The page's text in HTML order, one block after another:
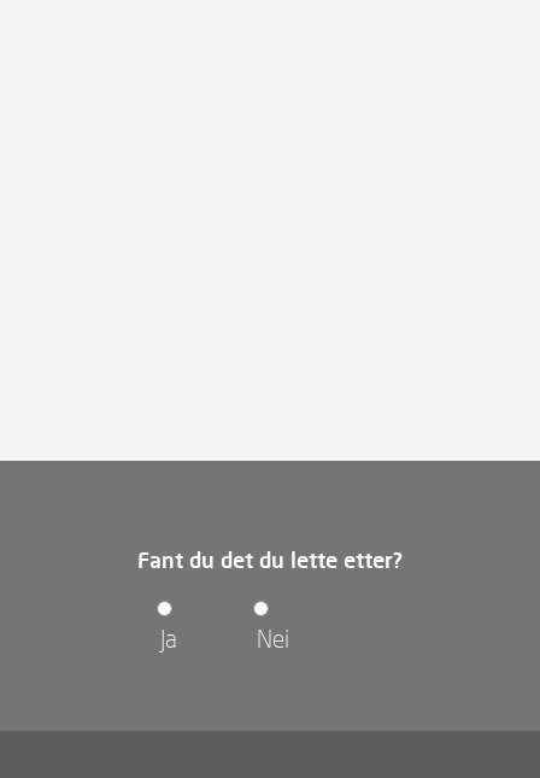
Fant du det du lette etter?
Ja Nei